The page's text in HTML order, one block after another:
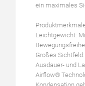
ein maximales
Leichtgewicht:
Großes
Ausdauer- und
Airflow®